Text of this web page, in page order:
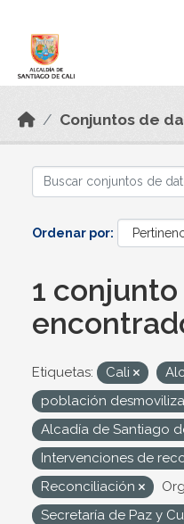
Conjuntos de
Ordenar por
1
Etiquetas: Cali
población
Alcadía de Santiago
Intervenciones de
Reconciliación
Secretaría de Paz y